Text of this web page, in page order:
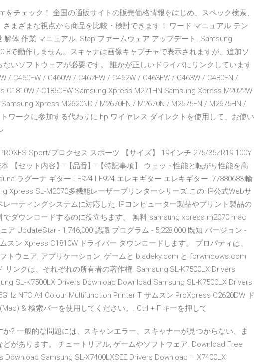
をチェック！ 全国の通販サイトの販売価格情報をはじめ、スペック検索、
まざまな視点から商品を比較・検討できます！ ワード マニュアル テン
解体 作業 マニュアル. Stap ファームウェア アップデート. Samsung
で動作しません。スキャナは画像キャプチャで表示されますが、追加ソ
いソフトウェアが必要です。 誰かが正しいドライバにリンクしています
/ C460FW / C460W / C462FW / C462W / C463FW / C463W / C480FN /
C1810W / C1860FW Samsung Xpress M271HN Samsung Xpress M2022W
Xpress M2620ND / M2670FN / M2670N / M2675FN / M2675HN /
ワークに参加する代わりに hp ワイヤレス ダイレクトを使用して、お使い
Sport/プロクセス スポーツ 【サイズ】 19インチ 275/35ZR19 100Y
【セット内容】-【品番】-【特記事項】 ウェット性能と転がり性能を高
ラグーナ ギター LE924 LE924 エレキギター エレキギター :77880683:輸
Xpress SL-M2070多機能レーザープリンターシリーズ.このHP公式Webサ
ーティングシステムに対応したHPコンピューター製品やプリント製品の
でダウンロードするのに役立ちます。 無料 samsung xpress m2070 mac
ア UpdateStar - 1,746,000 認識 プログラム - 5,228,000 既知 バージョン -
スン Xpress C1810W ドライバー ダウンロードします。 プロパティは、
トウェア, アプリケーション, ゲームと bladeky.com と forwindows.com
リンクは、それぞれの所有者の著作権. Samsung SL-K7500LX Drivers
SL-K7500LX Drivers Download Download Samsung SL-K7500LX Drivers
NFC A4 Colour Multifunction Printer T サムスン ProXpress C2620DW ド
& 検索バーを使用してください。. Ctrl + F キーを押して
? 一般的な問題には、スキャンエラー、スキャナーが見つからない、ま
があります。 チュートリアル, ゲームやソフトウェア. Download Free
Download Samsung SL-X7400LXSEE Drivers Download – X7400LX